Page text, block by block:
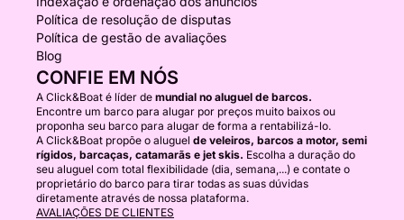
Política de resolução de disputas
Política de gestão de avaliações
Blog
CONFIE EM NÓS
A Click&Boat é líder de mundial no aluguel de barcos.
Encontre um barco para alugar por preços muito baixos ou
proponha seu barco para alugar de forma a rentabilizá-lo.
A Click&Boat propõe o aluguel de veleiros, barcos a motor, semi
rígidos, barcaças, catamarãs e jet skis. Escolha a duração do
seu aluguel com total flexibilidade (dia, semana,...) e contate o
proprietário do barco para tirar todas as suas dúvidas
diretamente através de nossa plataforma.
AVALIAÇÕES DE CLIENTES